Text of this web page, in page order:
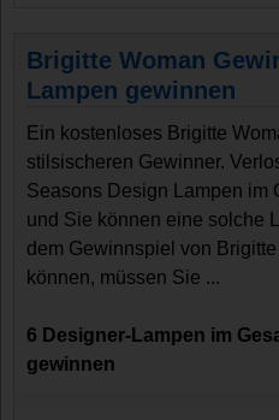
Brigitte Woman
Lampen gewinnen
Ein kostenloses Brigitte
stilsischeren Gewinner.
Seasons Design Lampen im
und Sie können eine solche
dem Gewinnspiel von
können, müssen Sie ...
6 Designer-Lampen im
gewinnen